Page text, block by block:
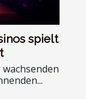
spielt